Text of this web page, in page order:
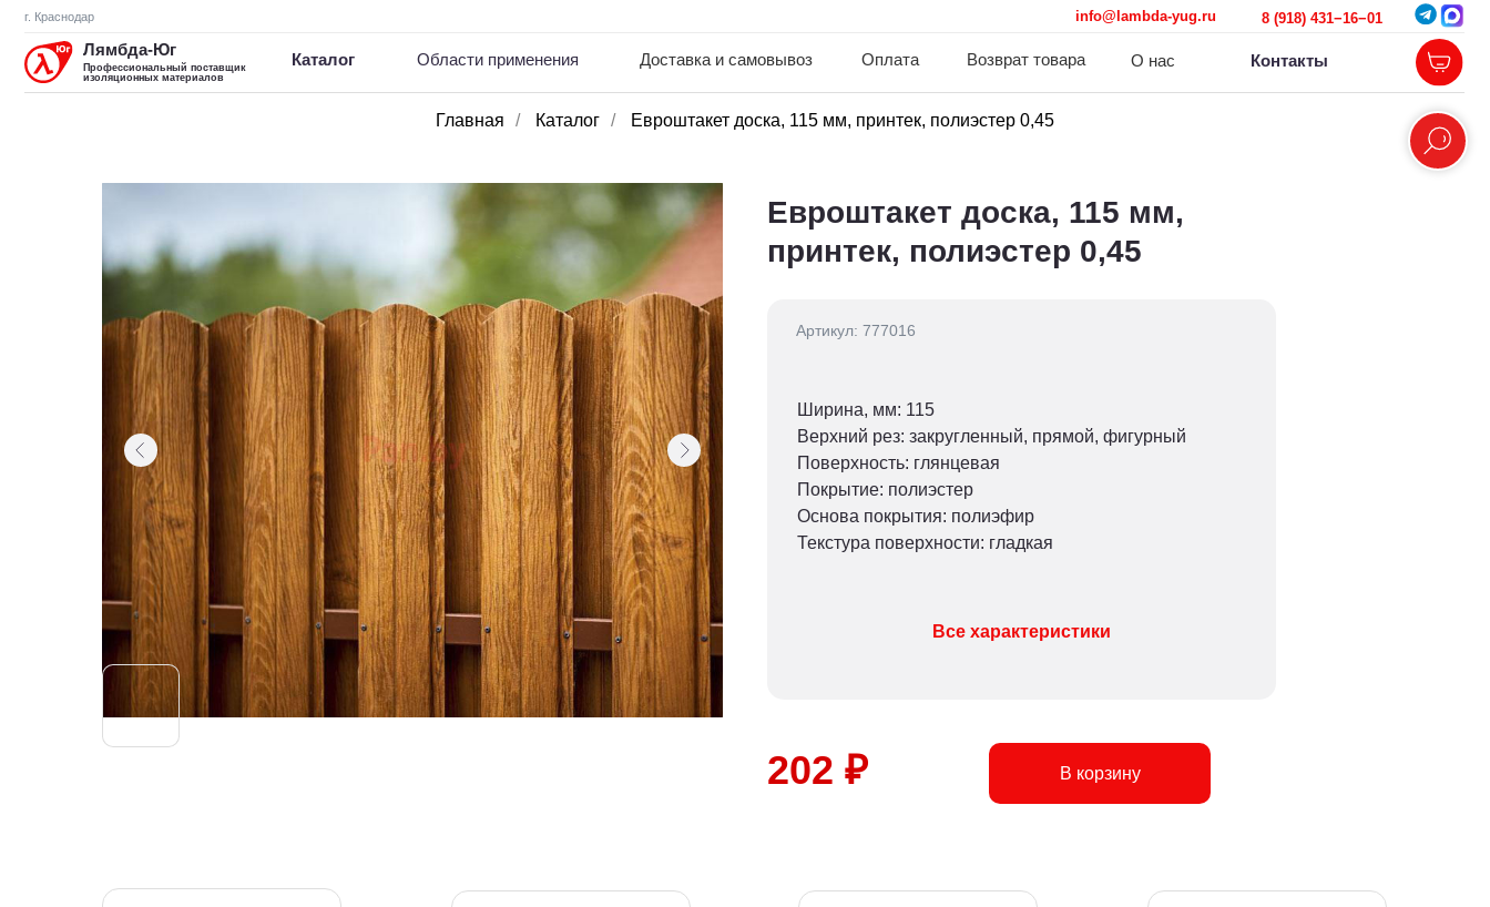
г. Краснодар
Каталог Контакты
Доставка и самовывоз Оплата Возврат товара О нас
8 (918) 431−16−01
Лямбда-Юг
Профессиональный поставщик
изоляционных материалов
info@lambda-yug.ru
Области применения
Главная / Каталог / Евроштакет доска, 115 мм, принтек, полиэстер 0,45
Артикул: 777016
Все характеристики
Ширина, мм: 115
Верхний рез: закругленный, прямой, фигурный
Поверхность: глянцевая
Покрытие: полиэстер
Основа покрытия: полиэфир
Текстура поверхности: гладкая
Евроштакет доска, 115 мм,
принтек, полиэстер 0,45
202 ₽ В корзину